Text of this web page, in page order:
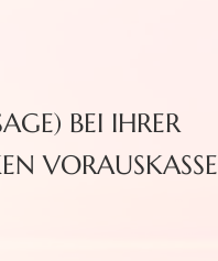
BEI IHRER
VORAUSKASSE